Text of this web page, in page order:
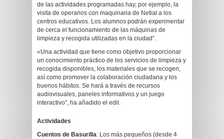
de las actividades programadas hay, por ejemplo, la
visita de operarios con maquinaria de Netial a los
centros educativos. Los alumnos podrán experimentar
de cerca el funcionamiento de las máquinas de
limpieza y recogida utilizadas en la ciudad”.
«Una actividad que tiene como objetivo proporcionar
un conocimiento práctico de los servicios de limpieza y
recogida disponibles, los materiales que se recogen,
así como promover la colaboración ciudadana y los
buenos hábitos. Se hará a través de recursos
audiovisuales, paneles informativos y un juego
interactivo”, ha añadido el edil.
Actividades
Cuentos de Basurilla: Los más pequeños (desde 4